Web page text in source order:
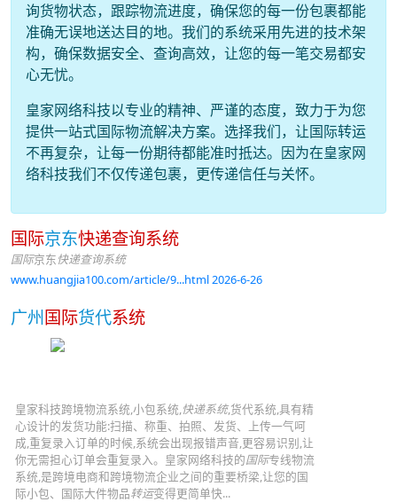
询货物状态，跟踪物流进度，确保您的每一份包裹都能
准确无误地送达目的地。我们的系统采用先进的技术架
构，确保数据安全、查询高效，让您的每一笔交易都安
心无忧。
皇家网络科技以专业的精神、严谨的态度，致力于为您
提供一站式国际物流解决方案。选择我们，让国际转运
不再复杂，让每一份期待都能准时抵达。因为在皇家网
络科技我们不仅传递包裹，更传递信任与关怀。
国际京东快递查询系统
国际京东快递查询系统
www.huangjia100.com/article/9...html 2026-6-26
广州国际货代系统
皇家科技跨境物流系统,小包系统,快递系统,货代系统,具有精
心设计的发货功能:扫描、称重、拍照、发货、上传一气呵
成,重复录入订单的时候,系统会出现报错声音,更容易识别,让
你无需担心订单会重复录入。皇家网络科技的国际专线物流
系统,是跨境电商和跨境物流企业之间的重要桥梁,让您的国
际小包、国际大件物品转运变得更简单快...